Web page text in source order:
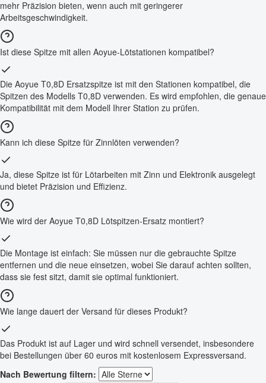
mehr Präzision bieten, wenn auch mit geringerer
Arbeitsgeschwindigkeit.
Ist diese Spitze mit allen Aoyue-Lötstationen kompatibel?
Die Aoyue T0,8D Ersatzspitze ist mit den Stationen kompatibel, die
Spitzen des Modells T0,8D verwenden. Es wird empfohlen, die genaue
Kompatibilität mit dem Modell Ihrer Station zu prüfen.
Kann ich diese Spitze für Zinnlöten verwenden?
Ja, diese Spitze ist für Lötarbeiten mit Zinn und Elektronik ausgelegt
und bietet Präzision und Effizienz.
Wie wird der Aoyue T0,8D Lötspitzen-Ersatz montiert?
Die Montage ist einfach: Sie müssen nur die gebrauchte Spitze
entfernen und die neue einsetzen, wobei Sie darauf achten sollten,
dass sie fest sitzt, damit sie optimal funktioniert.
Wie lange dauert der Versand für dieses Produkt?
Das Produkt ist auf Lager und wird schnell versendet, insbesondere
bei Bestellungen über 60 euros mit kostenlosem Expressversand.
Nach Bewertung filtern: